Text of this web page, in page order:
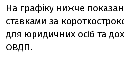
На графіку нижче
ставками за
для юридичних осіб та
ОВДП.